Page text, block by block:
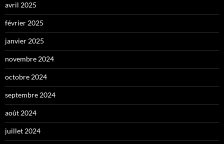
avril 2025
février 2025
janvier 2025
novembre 2024
octobre 2024
septembre 2024
août 2024
juillet 2024